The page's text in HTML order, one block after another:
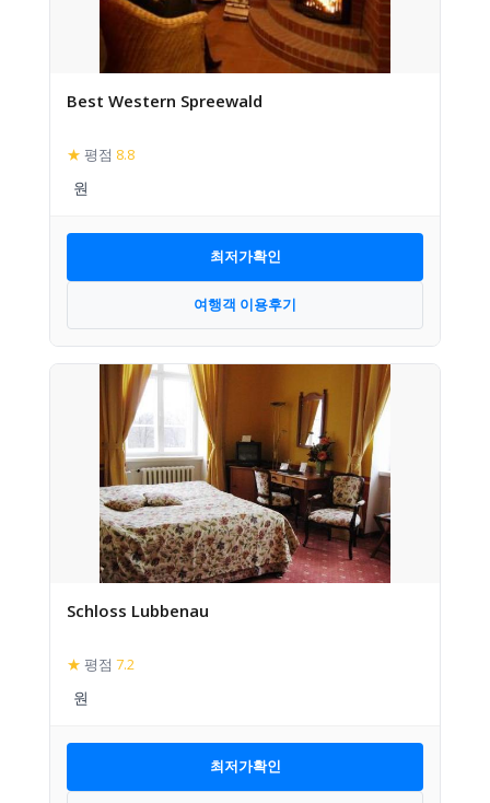
Best Western Spreewald
★ 평점 8.8
최저가확인
여행객 이용후기
Schloss Lubbenau
★ 평점 7.2
최저가확인